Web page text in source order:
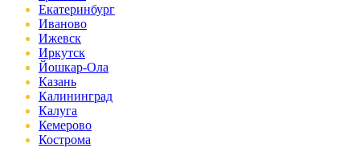
Екатеринбург
Иваново
Ижевск
Иркутск
Йошкар-Ола
Казань
Калининград
Калуга
Кемерово
Кострома